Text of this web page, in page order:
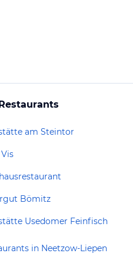
am Steintor
Bömitz
Usedomer Feinfisch
in Neetzow-Liepen